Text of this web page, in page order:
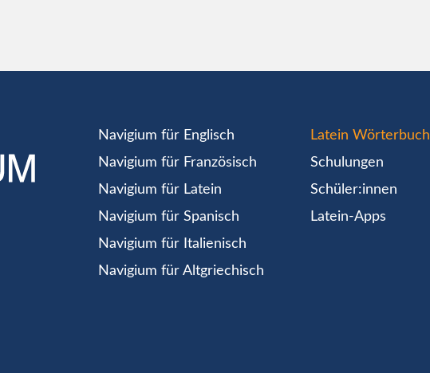
Navigium für Englisch
Navigium für Französisch
Navigium für Latein
Navigium für Spanisch
Navigium für Italienisch
Navigium für Altgriechisch
Latein Wörterbuch
Schulungen
Schüler:innen
Latein-Apps